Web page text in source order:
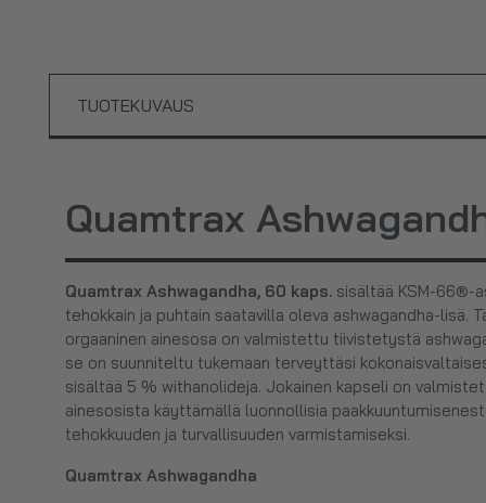
TUOTEKUVAUS
Quamtrax
Quamtrax Ashwagandha, 60 kaps. sisältää KSM-66®-
tehokkain ja puhtain saatavilla oleva ashwagandha-lisä.
orgaaninen ainesosa on valmistettu tiivistetystä
se on suunniteltu tukemaan terveyttäsi
sisältää 5 % withanolideja. Jokainen kapseli on
ainesosista käyttämällä luonnollisia
tehokkuuden ja turvallisuuden varmistamiseksi.
Quamtrax Ashwagandha